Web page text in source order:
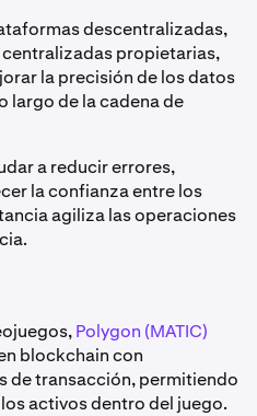
descentralizadas,
propietarias,
la precisión de los datos
largo de la cadena de
a reducir errores,
la confianza entre los
agiliza las operaciones
Polygon (MATIC)
blockchain con
de transacción, permitiendo
activos dentro del juego.